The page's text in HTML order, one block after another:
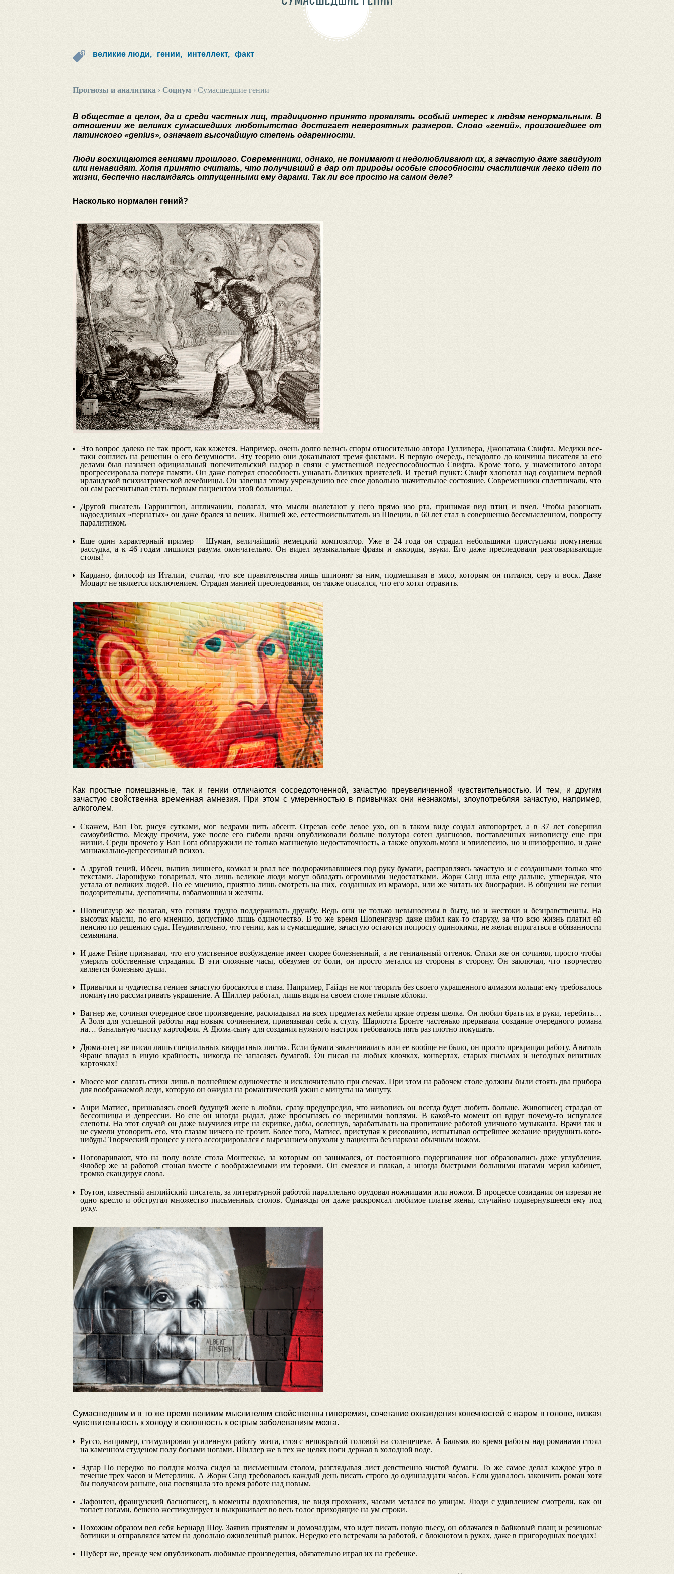
великие люди, гении, интеллект, факт
Прогнозы и аналитика › Социум› Сумасшедшие гении
В обществе в целом, да и среди частных лиц, традиционно принято проявлять особый интерес к людям ненормальным. В
отношении же великих сумасшедших любопытство достигает невероятных размеров. Слово «гений», произошедшее от
латинского «genius», означает высочайшую степень одаренности.
Люди восхищаются гениями прошлого. Современники, однако, не понимают и недолюбливают их, а зачастую даже завидуют
или ненавидят. Хотя принято считать, что получивший в дар от природы особые способности счастливчик легко идет по
жизни, беспечно наслаждаясь отпущенными ему дарами. Так ли все просто на самом деле?
Насколько нормален гений?
Это вопрос далеко не так прост, как кажется. Например, очень долго велись споры относительно автора Гулливера, Джонатана Свифта. Медики все-
таки сошлись на решении о его безумности. Эту теорию они доказывают тремя фактами. В первую очередь, незадолго до кончины писателя за его
делами был назначен официальный попечительский надзор в связи с умственной недееспособностью Свифта. Кроме того, у знаменитого автора
прогрессировала потеря памяти. Он даже потерял способность узнавать близких приятелей. И третий пункт: Свифт хлопотал над созданием первой
ирландской психиатрической лечебницы. Он завещал этому учреждению все свое довольно значительное состояние. Современники сплетничали, что
он сам рассчитывал стать первым пациентом этой больницы.
Другой писатель Гаррингтон, англичанин, полагал, что мысли вылетают у него прямо изо рта, принимая вид птиц и пчел. Чтобы разогнать
надоедливых «пернатых» он даже брался за веник. Линней же, естествоиспытатель из Швеции, в 60 лет стал в совершенно бессмысленном, попросту
паралитиком.
Еще один характерный пример – Шуман, величайший немецкий композитор. Уже в 24 года он страдал небольшими приступами помутнения
рассудка, а к 46 годам лишился разума окончательно. Он видел музыкальные фразы и аккорды, звуки. Его даже преследовали разговаривающие
столы!
Кардано, философ из Италии, считал, что все правительства лишь шпионят за ним, подмешивая в мясо, которым он питался, серу и воск. Даже
Моцарт не является исключением. Страдая манией преследования, он также опасался, что его хотят отравить.
Как простые помешанные, так и гении отличаются сосредоточенной, зачастую преувеличенной чувствительностью. И тем, и другим
зачастую свойственна временная амнезия. При этом с умеренностью в привычках они незнакомы, злоупотребляя зачастую, например,
алкоголем.
Скажем, Ван Гог, рисуя сутками, мог ведрами пить абсент. Отрезав себе левое ухо, он в таком виде создал автопортрет, а в 37 лет совершил
самоубийство. Между прочим, уже после его гибели врачи опубликовали больше полутора сотен диагнозов, поставленных живописцу еще при
жизни. Среди прочего у Ван Гога обнаружили не только магниевую недостаточность, а также опухоль мозга и эпилепсию, но и шизофрению, и даже
маниакально-депрессивный психоз.
А другой гений, Ибсен, выпив лишнего, комкал и рвал все подворачивавшиеся под руку бумаги, расправляясь зачастую и с созданными только что
текстами. Ларошфуко говаривал, что лишь великие люди могут обладать огромными недостатками. Жорж Санд шла еще дальше, утверждая, что
устала от великих людей. По ее мнению, приятно лишь смотреть на них, созданных из мрамора, или же читать их биографии. В общении же гении
подозрительны, деспотичны, взбалмошны и желчны.
Шопенгауэр же полагал, что гениям трудно поддерживать дружбу. Ведь они не только невыносимы в быту, но и жестоки и безнравственны. На
высотах мысли, по его мнению, допустимо лишь одиночество. В то же время Шопенгауэр даже избил как-то старуху, за что всю жизнь платил ей
пенсию по решению суда. Неудивительно, что гении, как и сумасшедшие, зачастую остаются попросту одинокими, не желая впрягаться в обязанности
семьянина.
И даже Гейне признавал, что его умственное возбуждение имеет скорее болезненный, а не гениальный оттенок. Стихи же он сочинял, просто чтобы
умерить собственные страдания. В эти сложные часы, обезумев от боли, он просто метался из стороны в сторону. Он заключал, что творчество
является болезнью души.
Привычки и чудачества гениев зачастую бросаются в глаза. Например, Гайдн не мог творить без своего украшенного алмазом кольца: ему требовалось
поминутно рассматривать украшение. А Шиллер работал, лишь видя на своем столе гнилые яблоки.
Вагнер же, сочиняя очередное свое произведение, раскладывал на всех предметах мебели яркие отрезы шелка. Он любил брать их в руки, теребить…
А Золя для успешной работы над новым сочинением, привязывал себя к стулу. Шарлотта Бронте частенько прерывала создание очередного романа
на… банальную чистку картофеля. А Дюма-сыну для создания нужного настроя требовалось пять раз плотно покушать.
Дюма-отец же писал лишь специальных квадратных листах. Если бумага заканчивалась или ее вообще не было, он просто прекращал работу. Анатоль
Франс впадал в иную крайность, никогда не запасаясь бумагой. Он писал на любых клочках, конвертах, старых письмах и негодных визитных
карточках!
Мюссе мог слагать стихи лишь в полнейшем одиночестве и исключительно при свечах. При этом на рабочем столе должны были стоять два прибора
для воображаемой леди, которую он ожидал на романтический ужин с минуты на минуту.
Анри Матисс, признаваясь своей будущей жене в любви, сразу предупредил, что живопись он всегда будет любить больше. Живописец страдал от
бессонницы и депрессии. Во сне он иногда рыдал, даже просыпаясь со звериными воплями. В какой-то момент он вдруг почему-то испугался
слепоты. На этот случай он даже выучился игре на скрипке, дабы, ослепнув, зарабатывать на пропитание работой уличного музыканта. Врачи так и
не сумели уговорить его, что глазам ничего не грозит. Более того, Матисс, приступая к рисованию, испытывал острейшее желание придушить кого-
нибудь! Творческий процесс у него ассоциировался с вырезанием опухоли у пациента без наркоза обычным ножом.
Поговаривают, что на полу возле стола Монтескье, за которым он занимался, от постоянного подергивания ног образовались даже углубления.
Флобер же за работой стонал вместе с воображаемыми им героями. Он смеялся и плакал, а иногда быстрыми большими шагами мерил кабинет,
громко скандируя слова.
Гоутон, известный английский писатель, за литературной работой параллельно орудовал ножницами или ножом. В процессе созидания он изрезал не
одно кресло и обстругал множество письменных столов. Однажды он даже раскромсал любимое платье жены, случайно подвернувшееся ему под
руку.
Сумасшедшим и в то же время великим мыслителям свойственны гиперемия, сочетание охлаждения конечностей с жаром в голове, низкая
чувствительность к холоду и склонность к острым заболеваниям мозга.
Руссо, например, стимулировал усиленную работу мозга, стоя с непокрытой головой на солнцепеке. А Бальзак во время работы над романами стоял
на каменном студеном полу босыми ногами. Шиллер же в тех же целях ноги держал в холодной воде.
Эдгар По нередко по полдня молча сидел за письменным столом, разглядывая лист девственно чистой бумаги. То же самое делал каждое утро в
течение трех часов и Метерлинк. А Жорж Санд требовалось каждый день писать строго до одиннадцати часов. Если удавалось закончить роман хотя
бы получасом раньше, она посвящала это время работе над новым.
Лафонтен, французский баснописец, в моменты вдохновения, не видя прохожих, часами метался по улицам. Люди с удивлением смотрели, как он
топает ногами, бешено жестикулирует и выкрикивает во весь голос приходящие на ум строки.
Похожим образом вел себя Бернард Шоу. Заявив приятелям и домочадцам, что идет писать новую пьесу, он облачался в байковый плащ и резиновые
ботинки и отправлялся затем на довольно оживленный рынок. Нередко его встречали за работой, с блокнотом в руках, даже в пригородных поездах!
Шуберт же, прежде чем опубликовать любимые произведения, обязательно играл их на гребенке.